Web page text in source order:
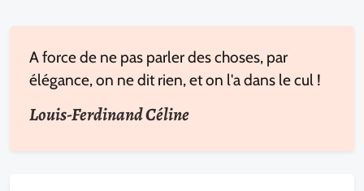
A force de ne pas parler des choses, par
élégance, on ne dit rien, et on l'a dans le cul !
Louis-Ferdinand Céline